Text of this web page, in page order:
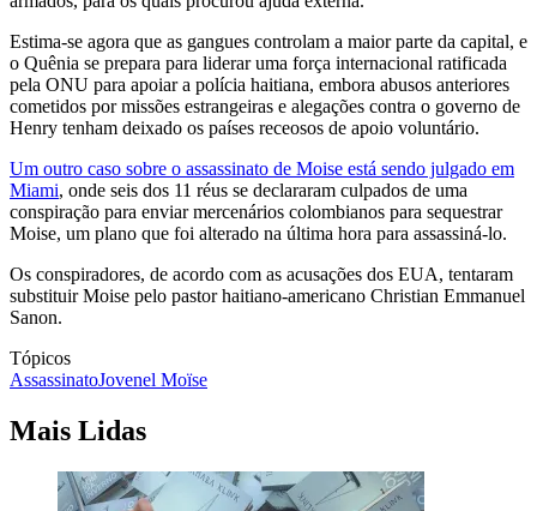
Estima-se agora que as gangues controlam a maior parte da capital, e
o Quênia se prepara para liderar uma força internacional ratificada
pela ONU para apoiar a polícia haitiana, embora abusos anteriores
cometidos por missões estrangeiras e alegações contra o governo de
Henry tenham deixado os países receosos de apoio voluntário.
Um outro caso sobre o assassinato de Moise está sendo julgado em
Miami, onde seis dos 11 réus se declararam culpados de uma
conspiração para enviar mercenários colombianos para sequestrar
Moise, um plano que foi alterado na última hora para assassiná-lo.
Os conspiradores, de acordo com as acusações dos EUA, tentaram
substituir Moise pelo pastor haitiano-americano Christian Emmanuel
Sanon.
Tópicos
AssassinatoJovenel Moïse
Mais Lidas